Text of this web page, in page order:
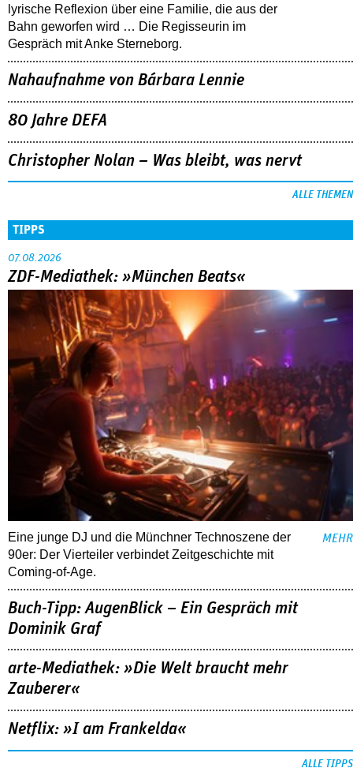
lyrische Reflexion über eine ­Familie, die aus der
Bahn geworfen wird … Die Regisseurin im
Gespräch mit Anke Sterneborg.
Nahaufnahme von Bárbara Lennie
80 Jahre DEFA
Christopher Nolan – Was bleibt, was nervt
ALLE THEMEN
TIPPS
07.08.2026
ZDF-Mediathek: »München Beats«
Eine junge DJ und die Münchner Technoszene der
90er: Der Vierteiler verbindet Zeitgeschichte mit
Coming-of-Age.
MEHR
Buch-Tipp: AugenBlick – Ein Gespräch mit
Dominik Graf
arte-Mediathek: »Die Welt braucht mehr
Zauberer«
Netflix: »I am Frankelda«
ALLE TIPPS